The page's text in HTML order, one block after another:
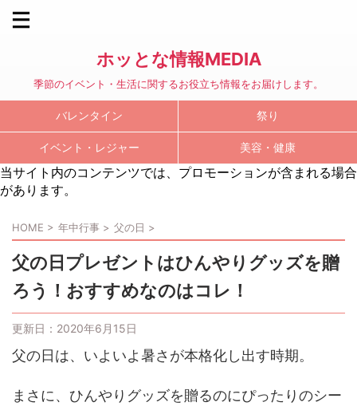
ホッとな情報MEDIA
季節のイベント・生活に関するお役立ち情報をお届けします。
バレンタイン 祭り
イベント・レジャー 美容・健康
当サイト内のコンテンツでは、プロモーションが含まれる場合
があります。
HOME > 年中行事 > 父の日 >
父の日プレゼントはひんやりグッズを贈
ろう！おすすめなのはコレ！
更新日： 2020年6月15日
父の日は、いよいよ暑さが本格化し出す時期。
まさに、ひんやりグッズを贈るのにぴったりのシー